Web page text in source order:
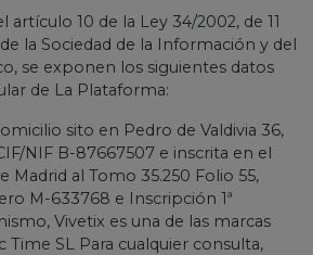
10 de la Ley 34/2002, de 11
la Sociedad de la Información y del
se exponen los siguientes datos
de La Plataforma:
sito en Pedro de Valdivia 36,
NIF B-87667507 e inscrita en el
Madrid al Tomo 35.250 Folio 55,
M-633768 e Inscripción 1ª
Vivetix es una de las marcas
Time SL Para cualquier consulta,